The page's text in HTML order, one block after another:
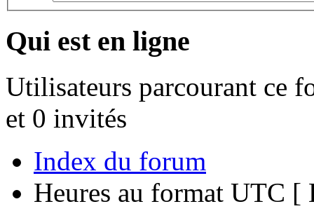
Qui est en ligne
Utilisateurs parcourant ce
et 0 invités
Index du forum
Heures au format UTC [